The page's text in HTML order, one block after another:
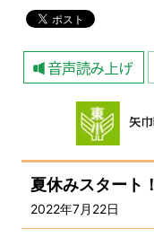
夏休みスタート！
2022年7月22日